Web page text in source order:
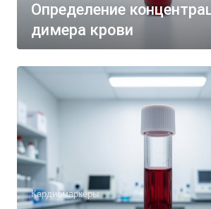
Определение
димера крови
Кардиомаркёры